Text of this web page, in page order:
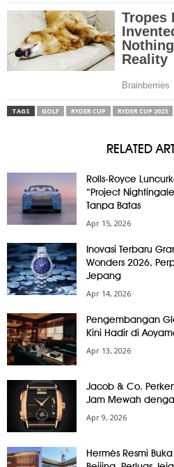
TAGS GOLF RYDER CUP RYDER CUP 2023
RELATED
Rolls-Royce
“Project
Tanpa Batas
Apr 15, 2026
Inovasi Terbaru
Wonders 2026,
Jepang
Apr 14, 2026
Pengembangan
Kini Hadir di
Apr 13, 2026
Jacob & Co.
Jam Mewah
Apr 9, 2026
Hermès Resmi